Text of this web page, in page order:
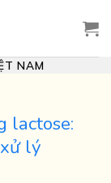
NAM
lactose:
lý